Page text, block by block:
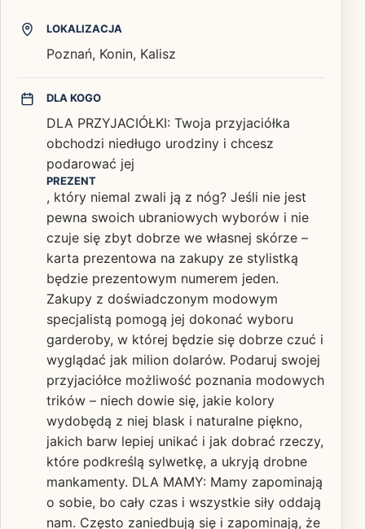
LOKALIZACJA
Poznań, Konin, Kalisz
DLA KOGO
DLA PRZYJACIÓŁKI: Twoja przyjaciółka
obchodzi niedługo urodziny i chcesz
podarować jej
PREZENT
, który niemal zwali ją z nóg? Jeśli nie jest
pewna swoich ubraniowych wyborów i nie
czuje się zbyt dobrze we własnej skórze –
karta prezentowa na zakupy ze stylistką
będzie prezentowym numerem jeden.
Zakupy z doświadczonym modowym
specjalistą pomogą jej dokonać wyboru
garderoby, w której będzie się dobrze czuć i
wyglądać jak milion dolarów. Podaruj swojej
przyjaciółce możliwość poznania modowych
trików – niech dowie się, jakie kolory
wydobędą z niej blask i naturalne piękno,
jakich barw lepiej unikać i jak dobrać rzeczy,
które podkreślą sylwetkę, a ukryją drobne
mankamenty. DLA MAMY: Mamy zapominają
o sobie, bo cały czas i wszystkie siły oddają
nam. Często zaniedbują się i zapominają, że